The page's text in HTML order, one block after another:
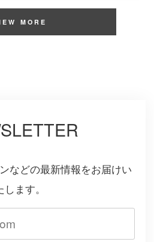
MORE
などの最新情報をお届けい
します。